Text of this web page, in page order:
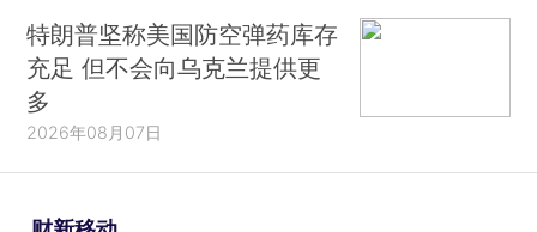
特朗普坚称美国防空弹药库存
充足 但不会向乌克兰提供更
多
2026年08月07日